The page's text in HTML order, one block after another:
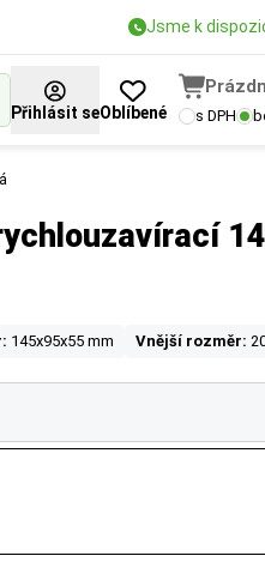
Jsme k
Přihlásit seOblíbené s DPH
145x95x55 mm Vnější rozměr: